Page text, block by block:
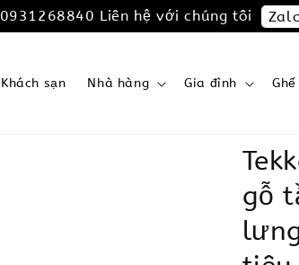
0931268840 Liên hệ với chúng tôi
Khách sạn Nhà hàng Gia đình
gỗ